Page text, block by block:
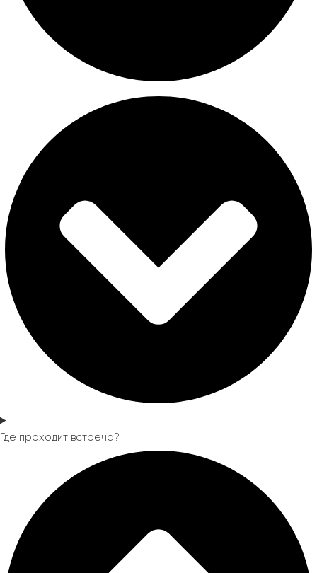
Где проходит встреча?